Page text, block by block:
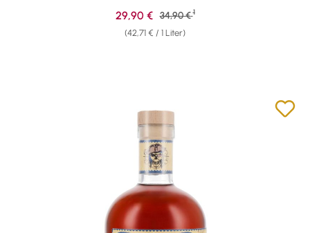
(42,71 € / 1 Liter)
Verkaufspreis:
29,90 € Regulärer Preis:
34,90 € 1